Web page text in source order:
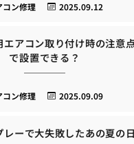
2025.09.12
コン修理
エアコン取り付け時の注意
で設置できる？
2025.09.09
コン修理
レーで大失敗したあの夏の日